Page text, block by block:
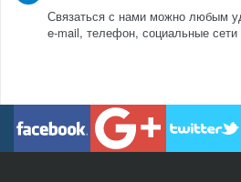
Связаться с нами можно любым
e-mail, телефон, социальные